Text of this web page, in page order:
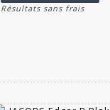
Résultats sans frais